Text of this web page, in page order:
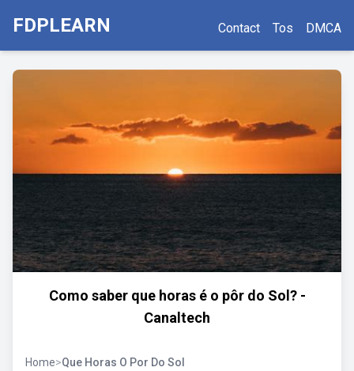
FDPLEARN Contact Tos DMCA
Como saber que horas é o pôr do Sol? -
Canaltech
Home>Que Horas O Por Do Sol